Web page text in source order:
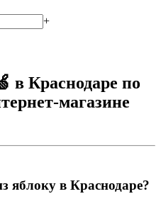
+
в Краснодаре по
магазине
яблоку в Краснодаре?